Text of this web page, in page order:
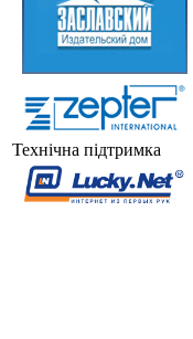
Технічна підтримка